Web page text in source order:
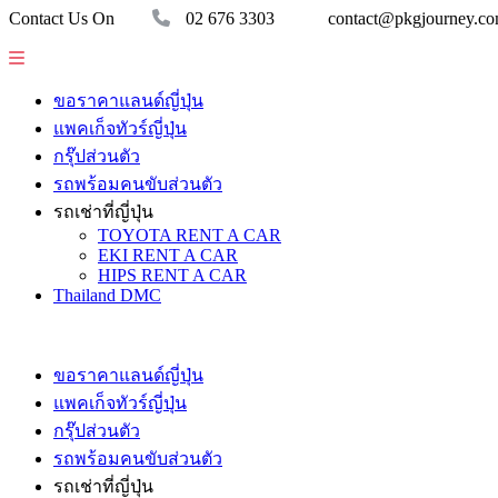
Contact Us On 02 676 3303
ขอราคาแลนด์ญี่ปุ่น
แพคเก็จทัวร์ญี่ปุ่น
กรุ๊ปส่วนตัว
รถพร้อมคนขับส่วนตัว
รถเช่าที่ญี่ปุ่น
TOYOTA RENT A CAR
EKI RENT A CAR
HIPS RENT A CAR
Thailand DMC
ขอราคาแลนด์ญี่ปุ่น
แพคเก็จทัวร์ญี่ปุ่น
กรุ๊ปส่วนตัว
รถพร้อมคนขับส่วนตัว
รถเช่าที่ญี่ปุ่น